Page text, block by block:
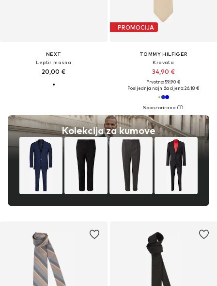
NEXT
Leptir mašna
20,00 €
Kolekcija za kumove
PROMOCIJA
TOMMY HILFIGER
Kravata
34,90 €
Prvotno: 59,90 €
Posljednja najniža cijena:26,18 €